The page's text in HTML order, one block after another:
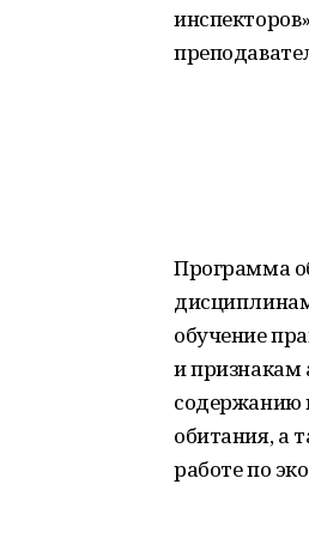
Программа
обучение
и признакам
содержанию
обитания, а
работе по